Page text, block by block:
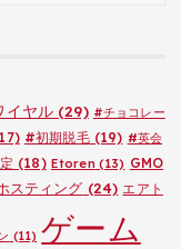
イヤル(29) #チョコレー
#初期脱毛(19) #英会
(18) Etoren(13) GMO
スティング (24) エアト
(11) ゲーム